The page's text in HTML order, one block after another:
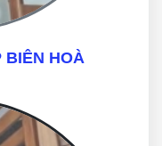
BIÊN HOÀ